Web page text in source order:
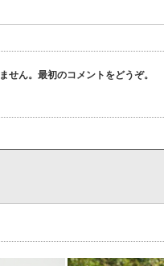
せん。最初のコメントをどうぞ。